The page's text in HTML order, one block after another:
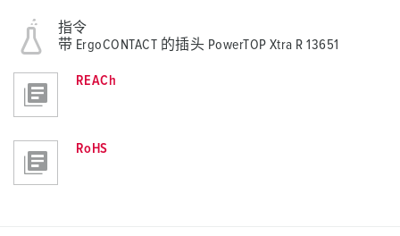
指令
带 ErgoCONTACT 的插头 PowerTOP Xtra R 13651
REACh
RoHS